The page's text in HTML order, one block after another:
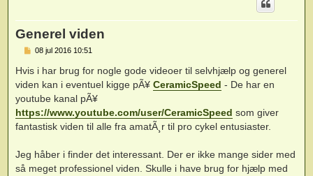
Generel viden
d
l
æ
g
08 jul 2016 10:51
Hvis i har brug for nogle gode videoer til selvhjælp og generel
viden kan i eventuel kigge pÃ¥ CeramicSpeed - De har en
youtube kanal pÃ¥
https://www.youtube.com/user/CeramicSpeed som giver
fantastisk viden til alle fra amatÃ¸r til pro cykel entusiaster.
Jeg håber i finder det interessant. Der er ikke mange sider med
så meget professionel viden. Skulle i have brug for hjælp med